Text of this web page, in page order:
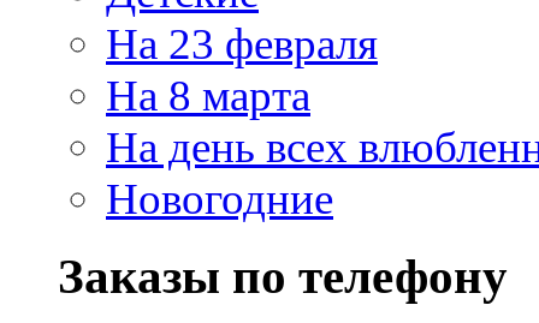
На 23 февраля
На 8 марта
На день всех
Новогодние
Заказы по телефону